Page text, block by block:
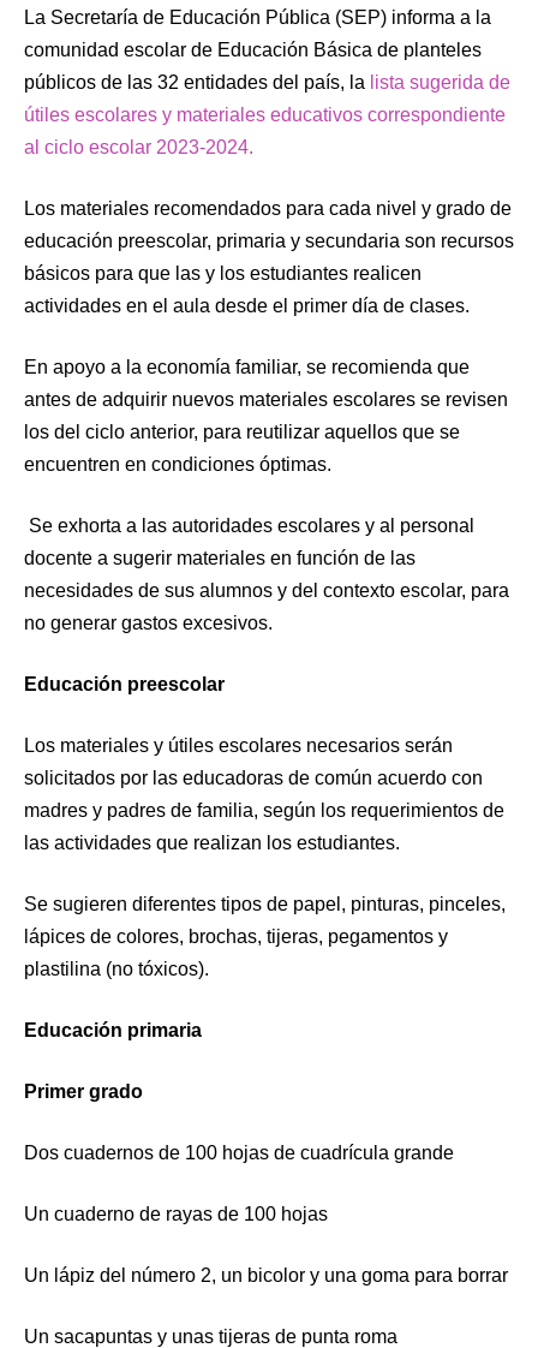
La Secretaría de Educación Pública (SEP) informa a la
comunidad escolar de Educación Básica de planteles
públicos de las 32 entidades del país, la lista sugerida de
útiles escolares y materiales educativos correspondiente
al ciclo escolar 2023-2024.
Los materiales recomendados para cada nivel y grado de
educación preescolar, primaria y secundaria son recursos
básicos para que las y los estudiantes realicen
actividades en el aula desde el primer día de clases.
En apoyo a la economía familiar, se recomienda que
antes de adquirir nuevos materiales escolares se revisen
los del ciclo anterior, para reutilizar aquellos que se
encuentren en condiciones óptimas.
Se exhorta a las autoridades escolares y al personal
docente a sugerir materiales en función de las
necesidades de sus alumnos y del contexto escolar, para
no generar gastos excesivos.
Educación preescolar
Los materiales y útiles escolares necesarios serán
solicitados por las educadoras de común acuerdo con
madres y padres de familia, según los requerimientos de
las actividades que realizan los estudiantes.
Se sugieren diferentes tipos de papel, pinturas, pinceles,
lápices de colores, brochas, tijeras, pegamentos y
plastilina (no tóxicos).
Educación primaria
Primer grado
Dos cuadernos de 100 hojas de cuadrícula grande
Un cuaderno de rayas de 100 hojas
Un lápiz del número 2, un bicolor y una goma para borrar
Un sacapuntas y unas tijeras de punta roma